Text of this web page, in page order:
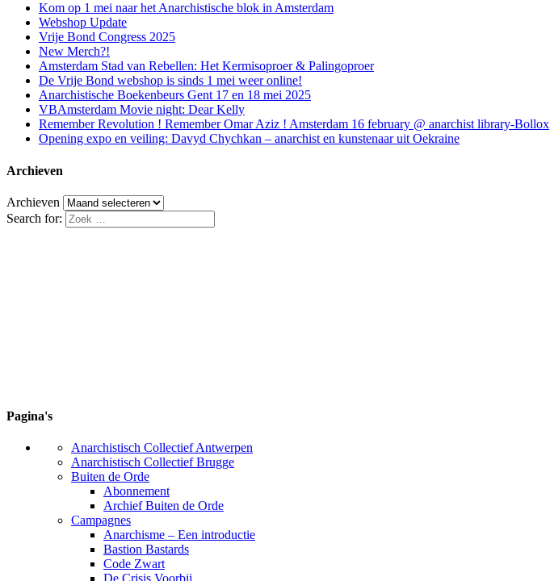
Kom op 1 mei naar het Anarchistische blok in Amsterdam
Webshop Update
Vrije Bond Congress 2025
New Merch?!
Amsterdam Stad van Rebellen: Het Kermisoproer & Palingoproer
De Vrije Bond webshop is sinds 1 mei weer online!
Anarchistische Boekenbeurs Gent 17 en 18 mei 2025
VBAmsterdam Movie night: Dear Kelly
Remember Revolution ! Remember Omar Aziz ! Amsterdam 16 february @ anarchist library-Bollox
Opening expo en veiling: Davyd Chychkan – anarchist en kunstenaar uit Oekraine
Archieven
Archieven
Search for:
Pagina's
Anarchistisch Collectief Antwerpen
Anarchistisch Collectief Brugge
Buiten de Orde
Abonnement
Archief Buiten de Orde
Campagnes
Anarchisme – Een introductie
Bastion Bastards
Code Zwart